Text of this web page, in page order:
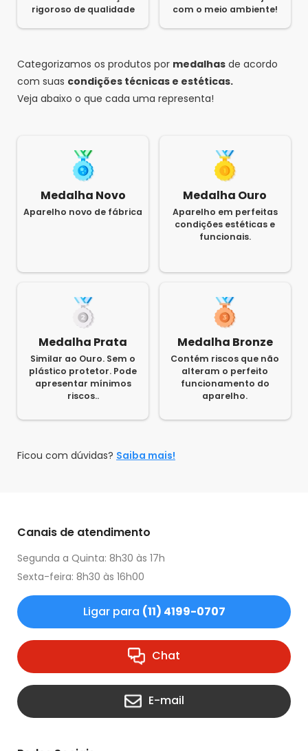
rigoroso de qualidade
com o meio ambiente!
Categorizamos os produtos por medalhas de acordo
com suas condições técnicas e estéticas.
Veja abaixo o que cada uma representa!
Medalha Novo
Aparelho novo de fábrica
Medalha Ouro
Aparelho em perfeitas
condições estéticas e
funcionais.
Medalha Prata
Similar ao Ouro. Sem o
plástico protetor. Pode
apresentar mínimos
riscos..
Medalha Bronze
Contém riscos que não
alteram o perfeito
funcionamento do
aparelho.
Ficou com dúvidas? Saiba mais!
Canais de atendimento
Segunda a Quinta: 8h30 às 17h
Sexta-feira: 8h30 às 16h00
Ligar para (11) 4199-0707
Chat
E-mail